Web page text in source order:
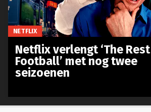
NETFLIX
Netflix verlengt ‘The
Football’ met nog twee
seizoenen